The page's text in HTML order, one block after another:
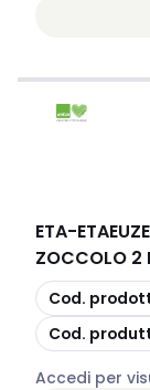
ETA-
ZOCCOLO 2
copia
Cod.
copia
Cod.
Accedi per